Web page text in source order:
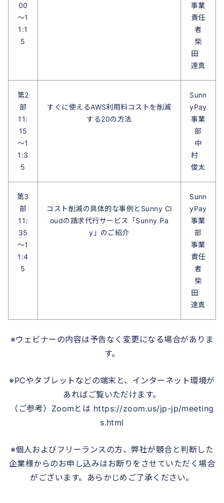
00
～1
1:1
5
事業
責任
者
柴
田
達真
第2
部
11:
15
～1
1:3
5
すぐに使えるAWS利用料コストを削減
する20の方法
Sunn
yPay
事業
部
中
村
俊太
第3
部
11:
35
～1
1:4
5
コスト削減の具体的な事例とSunny Cl
oudの請求代行サービス「Sunny Pa
y」のご紹介
Sunn
yPay
事業
部
事業
責任
者
柴
田
達真
※ウェビナーの内容は予告なく変更になる場合がありま
す。
※PCやタブレットなどの端末と、インターネット環境が
あればご覧いただけます。
（ご参考）Zoomとは https://zoom.us/jp-jp/meeting
s.html
※個人およびフリーランスの方、弊社が競合と判断した
企業様からのお申し込みはお断りをさせていただく場合
がございます。あらかじめご了承ください。